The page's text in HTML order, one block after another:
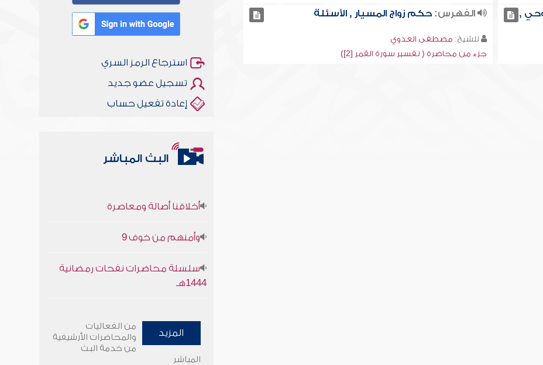
,
الفهرس: حكم زواج المسيار , الأسئلة
للشيخ: مصطفى العدوي
جزء من محاضرة ( تفسير سورة القمر [2])
استرجاع الرمز السري
تسجيل عضو جديد
إعادة تفعيل حساب
البث المباشر
1444هـ
وأمنهم من خوف 9
المزيد
من الفعاليات
والمحاضرات الأرشيفية
من خدمة البث
المباشر